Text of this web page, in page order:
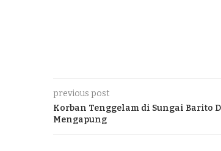
previous post
Korban Tenggelam di Sungai Barito
Mengapung